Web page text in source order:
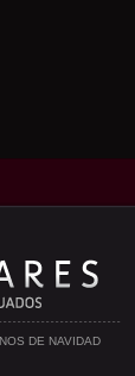
DE NAVIDAD